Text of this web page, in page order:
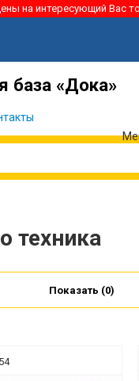
на интересующий Вас
база «Дока»
техника
Показать (0)